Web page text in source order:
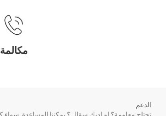
مكالمة
الدعم